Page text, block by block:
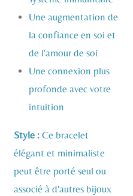
Une augmentation de
la confiance en soi et
de l'amour de soi
Une connexion plus
profonde avec votre
intuition
Style : Ce bracelet
élégant et minimaliste
peut être porté seul ou
associé à d'autres bijoux